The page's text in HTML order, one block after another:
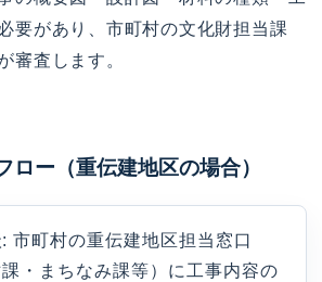
要があり、市町村の文化財担当課
審査します。
ロー（重伝建地区の場合）
: 市町村の重伝建地区担当窓口
課・まちなみ課等）に工事内容の